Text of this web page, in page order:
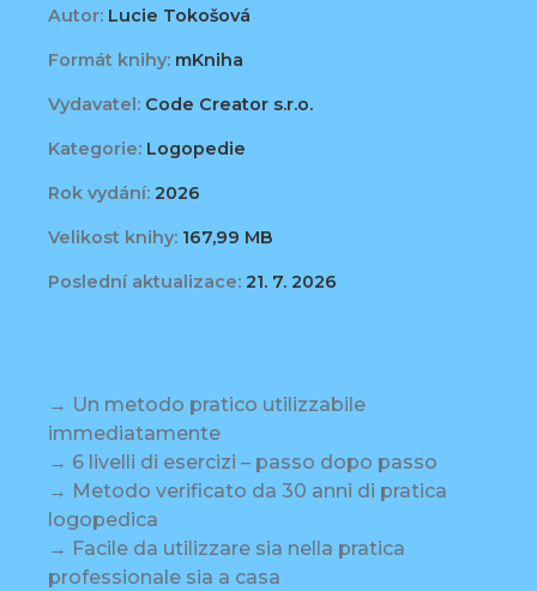
Autor: Lucie Tokošová
Formát knihy: mKniha
Vydavatel: Code Creator s.r.o.
Kategorie: Logopedie
Rok vydání: 2026
Velikost knihy: 167,99 MB
Poslední aktualizace: 21. 7. 2026
→ Un metodo pratico utilizzabile
immediatamente
→ 6 livelli di esercizi – passo dopo passo
→ Metodo verificato da 30 anni di pratica
logopedica
→ Facile da utilizzare sia nella pratica
professionale sia a casa